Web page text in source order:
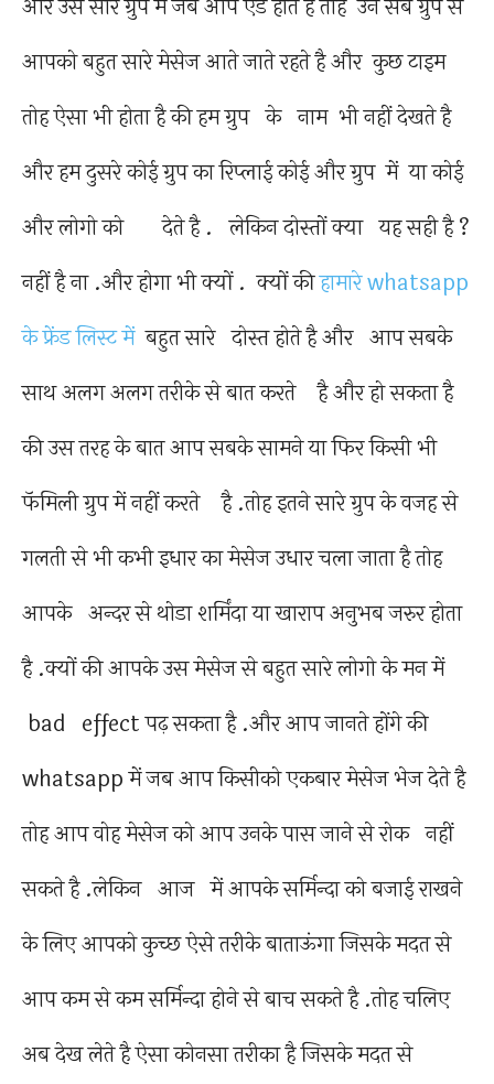
आपको बहुत सारे मेसेज आते जाते रहते है और कुछ टाइम
तोह ऐसा भी होता है की हम ग्रुप के नाम भी नहीं देखते है
और हम दुसरे कोई ग्रुप का रिप्लाई कोई और ग्रुप में या कोई
और लोगो को देते है . लेकिन दोस्तों क्या यह सही है ?
नहीं है ना .और होगा भी क्यों . क्यों कीहामारे whatsapp
के फ्रेंड लिस्ट में बहुत सारे दोस्त होते है और आप सबके
साथ अलग अलग तरीके से बात करते है और हो सकता है
की उस तरह के बात आप सबके सामने या फिर किसी भी
फॅमिली ग्रुप में नहीं करते है .तोह इतने सारे ग्रुप के वजह से
गलती से भी कभी इधार का मेसेज उधार चला जाता है तोह
आपके अन्दर से थोडा शर्मिंदा या खाराप अनुभब जरुर होता
है .क्यों की आपके उस मेसेज से बहुत सारे लोगो के मन में
bad effect पढ़ सकता है .और आप जानते होंगे की
whatsapp में जब आप किसीको एकबार मेसेज भेज देते है
तोह आप वोह मेसेज को आप उनके पास जाने से रोक नहीं
सकते है .लेकिन आज में आपके सर्मिन्दा को बजाई राखने
के लिए आपको कुच्छ ऐसे तरीके बाताऊंगा जिसके मदत से
आप कम से कम सर्मिन्दा होने से बाच सकते है .तोह चलिए
अब देख लेते है ऐसा कोनसा तरीका है जिसके मदत से